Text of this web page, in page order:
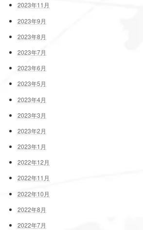
2023年11月
2023年9月
2023年8月
2023年7月
2023年6月
2023年5月
2023年4月
2023年3月
2023年2月
2023年1月
2022年12月
2022年11月
2022年10月
2022年8月
2022年7月